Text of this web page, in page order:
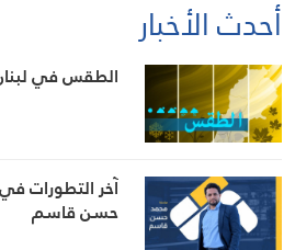
أحدث الأخبار
الطقس في
آخر التطورات
حسن قاسم